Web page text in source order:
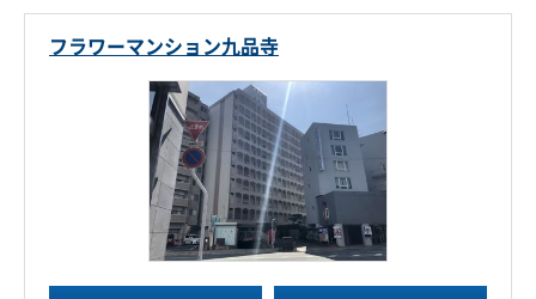
フラワーマンション九品寺